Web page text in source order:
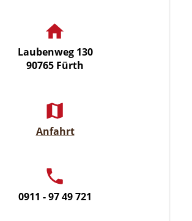
Laubenweg 130
90765 Fürth
Anfahrt
0911 - 97 49 721